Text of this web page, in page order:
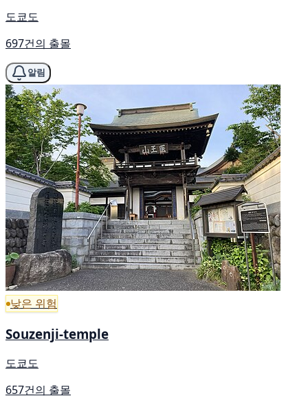
도쿄도
697건의 출몰
알림
낮은 위험
Souzenji-temple
도쿄도
657건의 출몰